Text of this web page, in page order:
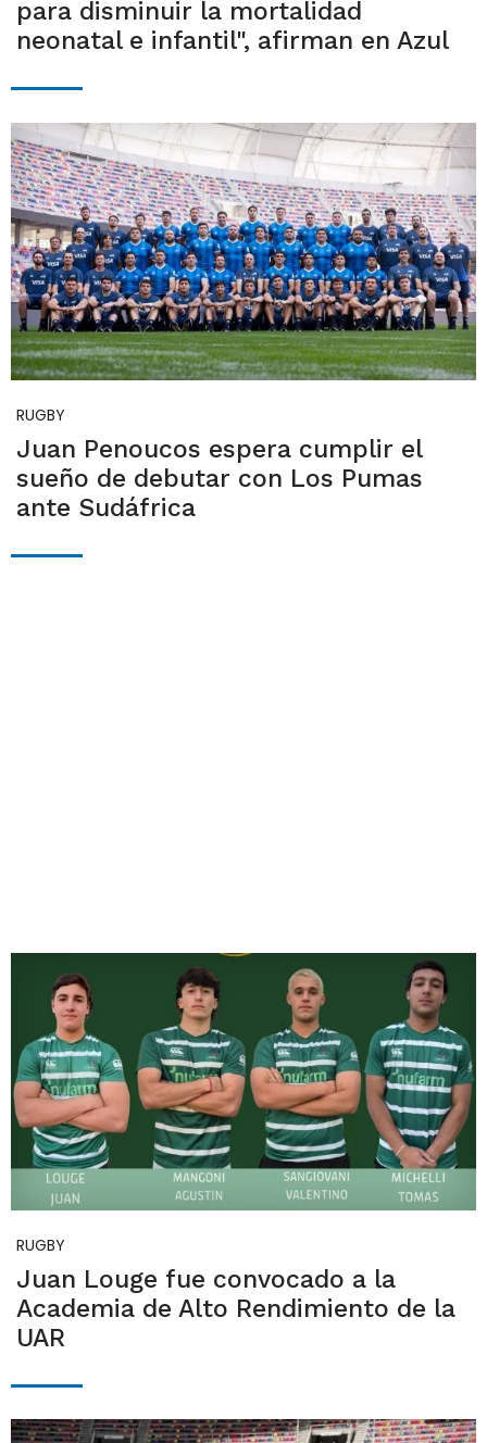
para disminuir la mortalidad
neonatal e infantil", afirman en Azul
RUGBY
Juan Penoucos espera cumplir el
sueño de debutar con Los Pumas
ante Sudáfrica
RUGBY
Juan Louge fue convocado a la
Academia de Alto Rendimiento de la
UAR